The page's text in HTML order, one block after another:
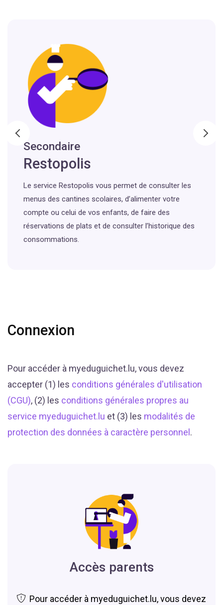
Secondaire
Restopolis
Le service Restopolis vous permet de consulter les
menus des cantines scolaires, d’alimenter votre
compte ou celui de vos enfants, de faire des
réservations de plats et de consulter l’historique des
consommations.
Connexion
Pour accéder à myeduguichet.lu, vous devez
accepter (1) les conditions générales d'utilisation
(CGU), (2) les conditions générales propres au
service myeduguichet.lu et (3) les modalités de
protection des données à caractère personnel .
Accès parents
Pour accéder à myeduguichet.lu, vous devez